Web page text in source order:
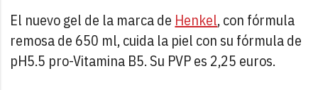
El nuevo gel de la marca de Henkel, con fórmula
remosa de 650 ml, cuida la piel con su fórmula de
pH5.5 pro-Vitamina B5. Su PVP es 2,25 euros.